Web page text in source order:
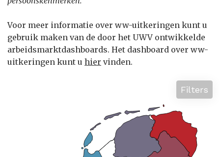
Voor meer informatie over ww-uitkeringen kunt u
gebruik maken van de door het UWV ontwikkelde
arbeidsmarktdashboards. Het dashboard over ww-
uitkeringen kunt u hier vinden.
Filters